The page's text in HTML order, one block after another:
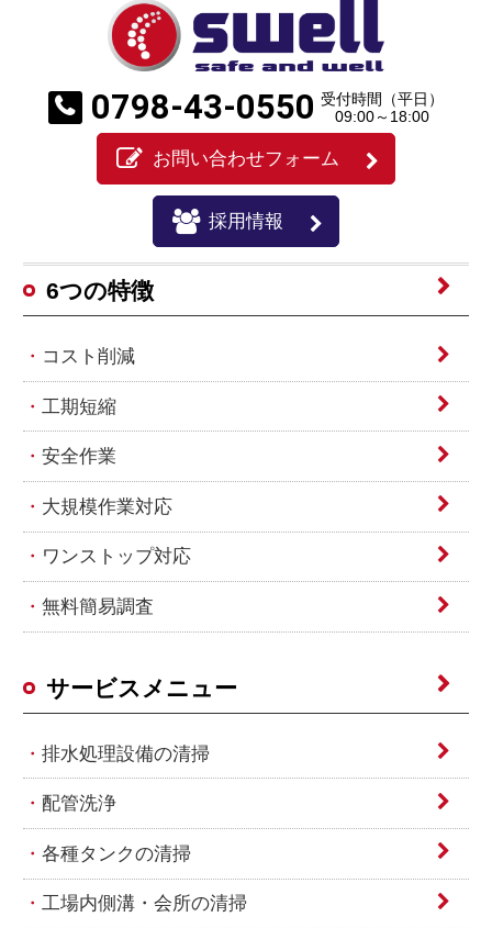
0798-43-0550 受付時間（平日）
09:00～18:00
お問い合わせフォーム
採用情報
6つの特徴
コスト削減
工期短縮
安全作業
大規模作業対応
ワンストップ対応
無料簡易調査
サービスメニュー
排水処理設備の清掃
配管洗浄
各種タンクの清掃
工場内側溝・会所の清掃